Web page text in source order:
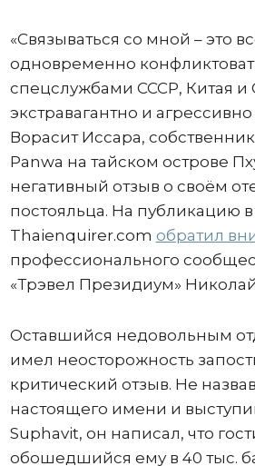
«Связываться со мной – это
одновременно
спецслужбами СССР, Китая и
экстравагантно и
Ворасит Иссара,
Panwa на тайском острове
негативный отзыв о своём
постояльца. На публикацию
Thaienquirer.com обратил
профессионального
«Трэвел Президиум»
Оставшийся недовольным
имел неосторожность
критический отзыв. Не
настоящего имени и
Suphavit, он написал, что
обошедшийся ему в 40 тыс.